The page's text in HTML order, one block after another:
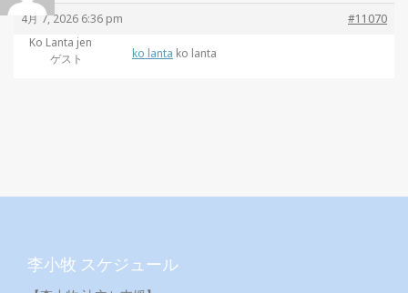
4月 7, 2026 6:36 pm
#11070
Ko Lanta jen
ゲスト
ko lanta ko lanta
李小牧 スケジュール